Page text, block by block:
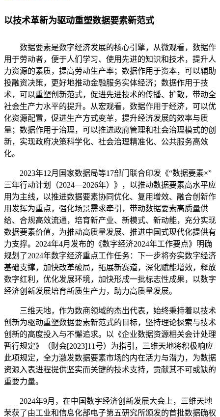
以技术革新为驱动重塑数据要素新范式
数据要素是数字经济发展的核心引擎，从微观看，数据作
用于劳动者，便于人们学习、使用先进的知识和技术，提升人
力资源的素质，提高劳动生产率；数据作用于资本，可以辅助
投融资决策，更好地推动金融服务实体经济；数据作用于技
术，可以重塑创新范式，促进先进技术的传播、扩散，带动全
社会生产力水平的提升。从宏观看，数据作用于经济，可以优
化资源配置，促进生产方式变革，提升经济发展的效率与质
量；数据作用于治理，可以推进政府管理和社会治理模式的创
新，实现政府决策科学化、社会治理精准化、公共服务高效
化。
2023年12月国家数据局等17部门联合印发《“数据要素×”
三年行动计划（2024—2026年）》，以推动数据要素高水平应
用为主线，以推进数据要素协同优化、复用增效、融合创新作
用发挥为重点，强化场景需求牵引，带动数据要素高质量供
给、合规高效流通，培育新产业、新模式、新动能，充分实现
数据要素价值，为推动高质量发展、推进中国式现代化提供有
力支撑。2024年4月发布的《数字经济2024年工作要点》明确
规划了2024年数字经济重点工作任务：下一步将夯实数字经济
基础支撑，加快改革破局，拓展新赛道，深化赋能增效，释放
数字红利，优化发展环境，加快形成一批标志性成果，以数字
经济创新发展培育新质生产力，助力高质量发展。
三维天地，作为数商领域的杰出代表，始终秉持着以技术
创新为驱动重塑数据要素新范式的目标，坚持理论探索与技术
创新的高度投入与不懈追求。以《企业数据资源相关会计处理
暂行规定》（财会[2023]11号）为指引，三维天地将积极响应
此项规定，全力激发数据要素市场的内在活力与潜力，为数据
资源入表进程提供坚实而关键的技术支持，贡献其不可或缺的
重要力量。
2024年9月，在中国数字经济创新发展大会上，三维天地
荣获了由工业和信息化部电子第五研究所颁发的首批数据确权